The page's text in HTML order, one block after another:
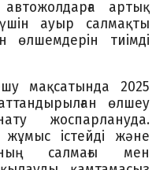
артық
ауыр салмақты
өлшемдерін тиімді
мақсатында 2025
өлшеу
жоспарлануда.
істейді және
салмағы мен